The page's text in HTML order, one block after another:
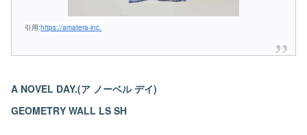
引用:https://amatera-inc.
A NOVEL DAY.(ア ノーベル デイ)
GEOMETRY WALL LS SH